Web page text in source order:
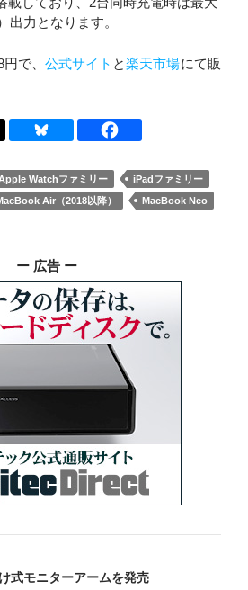
出力となります。
で、 公式サイト と楽天市場にて販
Watchファミリー
iPadファミリー
Air（2018以降）
MacBook Neo
ー 広告 ー
式モニターアームを発売